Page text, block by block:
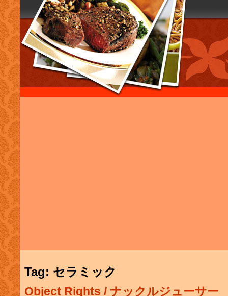
Tag: セラミック
Object Rights / ナックルジューサー